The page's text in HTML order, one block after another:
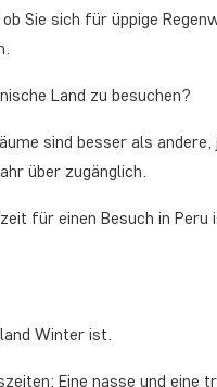
Sie sich für üppige
Land zu besuchen?
sind besser als
über zugänglich.
für einen Besuch in Peru
Winter ist.
Eine nasse und eine